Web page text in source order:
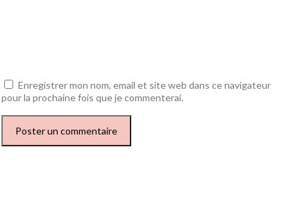
Enregistrer mon nom, email et site web dans ce navigateur
pour la prochaine fois que je commenterai.